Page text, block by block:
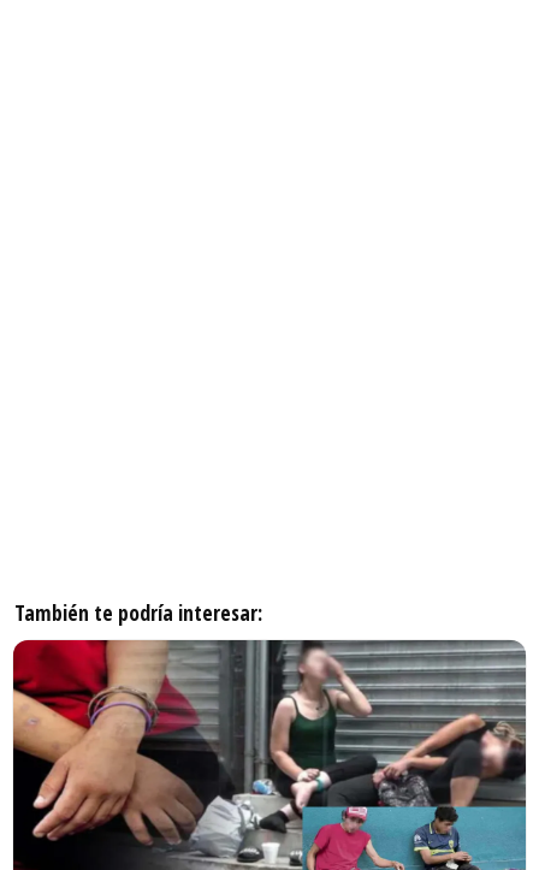
También te podría interesar: